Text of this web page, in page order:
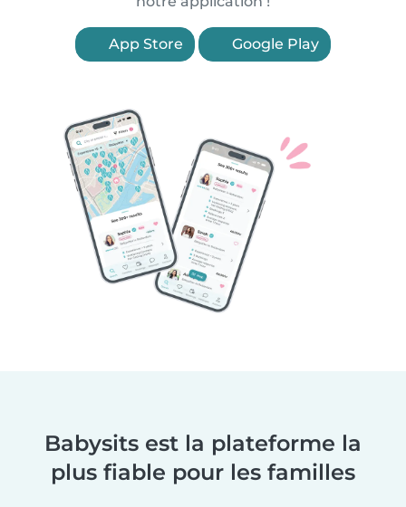
App Store Google Play
Babysits est la plateforme la
plus fiable pour les familles